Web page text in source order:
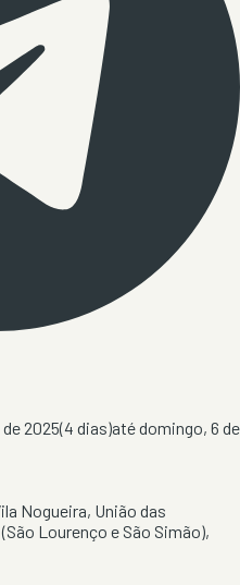
2025(4 dias)atédomingo, 6 de
Nogueira, União das
Lourenço e São Simão),